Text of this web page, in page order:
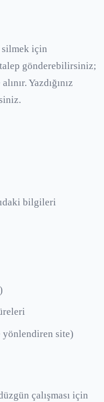
silmek için
gönderebilirsiniz;
Yazdığınız
bilgileri
yönlendiren site)
çalışması için